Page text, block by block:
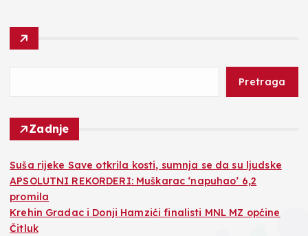
Pretraga
Zadnje
Suša rijeke Save otkrila kosti, sumnja se da su ljudske
APSOLUTNI REKORDERI: Muškarac ‘napuhao’ 6,2
promila
Krehin Gradac i Donji Hamzići finalisti MNL MZ općine
Čitluk